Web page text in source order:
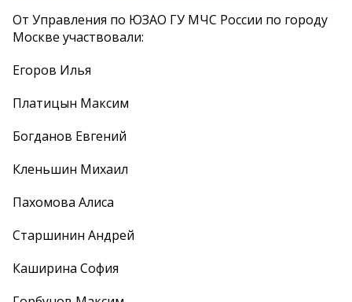
От Управления по ЮЗАО ГУ МЧС России по городу
Москве участвовали:
Егоров Илья
Платицын Максим
Богданов Евгений
Кленьшин Михаил
Пахомова Алиса
Старшинин Андрей
Каширина София